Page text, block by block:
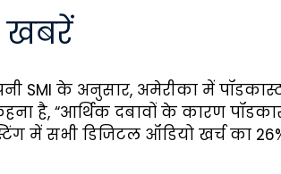
खबरें
SMI के अनुसार, अमेरीका में
है, “आर्थिक दबावों के कारण
में सभी डिजिटल ऑडियो खर्च का